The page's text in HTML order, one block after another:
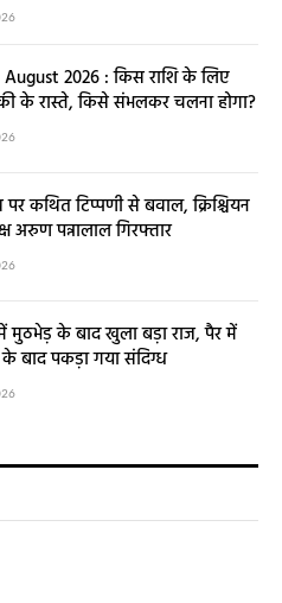
2026 : किस राशि के लिए
के रास्ते, किसे संभलकर चलना होगा?
कथित टिप्पणी से बवाल, क्रिश्चियन
अरुण पन्नालाल गिरफ्तार
मुठभेड़ के बाद खुला बड़ा राज, पैर में
बाद पकड़ा गया संदिग्ध